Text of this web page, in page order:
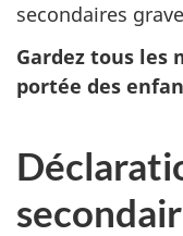
secondaires
Gardez tous les
portée des